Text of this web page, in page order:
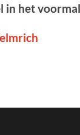
in het